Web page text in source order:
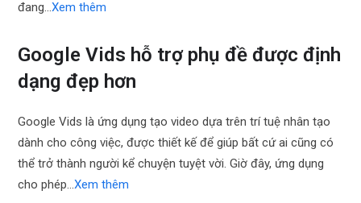
đang…Xem thêm
Google Vids hỗ trợ phụ đề được định
dạng đẹp hơn
Google Vids là ứng dụng tạo video dựa trên trí tuệ nhân tạo
dành cho công việc, được thiết kế để giúp bất cứ ai cũng có
thể trở thành người kể chuyện tuyệt vời. Giờ đây, ứng dụng
cho phép…Xem thêm